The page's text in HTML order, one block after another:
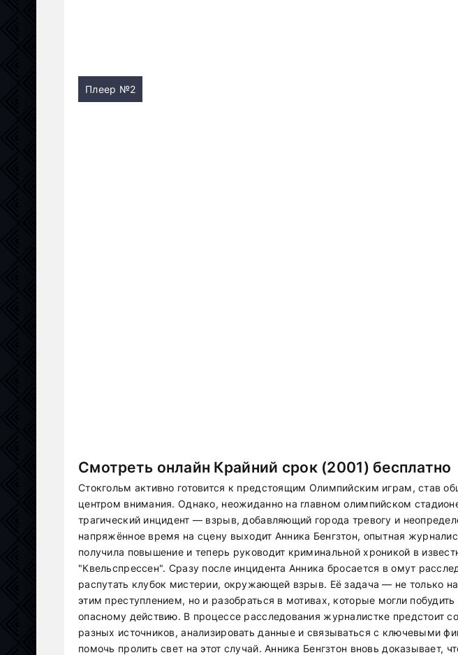
Плеер №2
Смотреть онлайн Крайний срок (2001) бесплатно
Стокгольм активно готовится к предстоящим Олимпийским играм, став
центром внимания. Однако, неожиданно на главном олимпийском
трагический инцидент — взрыв, добавляющий города тревогу и
напряжённое время на сцену выходит Анника Бенгзтон, опытная
получила повышение и теперь руководит криминальной хроникой в
"Квельспрессен". Сразу после инцидента Анника бросается в омут
распутать клубок мистерии, окружающей взрыв. Её задача — не только
этим преступлением, но и разобраться в мотивах, которые могли
опасному действию. В процессе расследования журналистке предстоит
разных источников, анализировать данные и связываться с ключевыми
помочь пролить свет на этот случай. Анника Бенгзтон вновь доказывает,